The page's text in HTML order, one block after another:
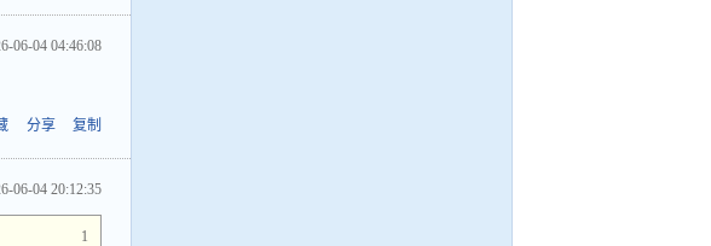
06-04 04:46:08
分享 复制
06-04 20:12:35
1